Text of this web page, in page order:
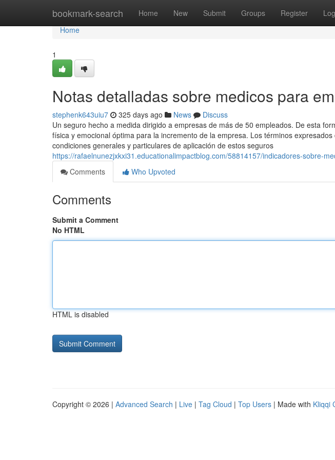
bookmark-search Home New Submit Groups Register
Home
Home
1
Notas detalladas sobre medicos para
stephenk643uiu7 325 days ago News
Discuss
Un seguro hecho a medida dirigido a empresas de más de 50 empleados. De esta
física y emocional óptima para la incremento de la empresa. Los términos
condiciones generales y particulares de aplicación de estos seguros
https://rafaelnunezjxkxi31.educationalimpactblog.com/58814157/indicadores-sobre-
Comments
Who Upvoted
Comments
Submit a Comment
No HTML
HTML is disabled
Copyright © 2026 | Advanced Search | Live | Tag Cloud | Top Users | Made with Kliqqi